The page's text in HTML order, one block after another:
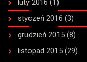
luty 2016 (1)
styczeń 2016 (3)
grudzień 2015 (8)
listopad 2015 (29)